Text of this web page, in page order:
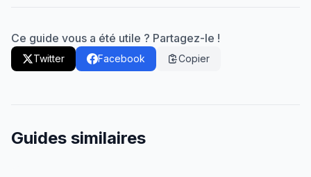
Ce guide vous a été utile ? Partagez-le !
Twitter Facebook Copier
Guides similaires